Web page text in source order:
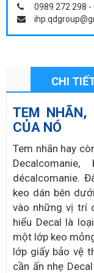
0989 272 298 -
CHI
TEM NHÃN,
CỦA NÓ
Tem nhãn hay
décalcomanie.
keo dán bên
vào những vị trí
hiểu Decal là
một lớp keo
lớp giấy bảo vệ
cần ấn nhẹ